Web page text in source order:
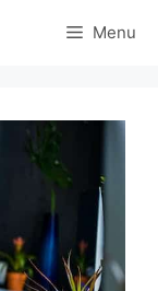
Menu